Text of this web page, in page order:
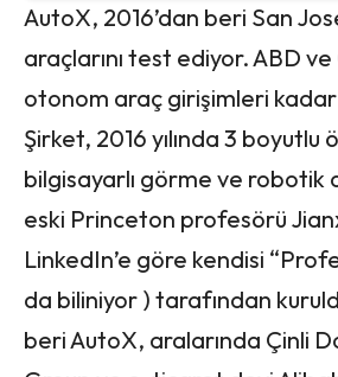
AutoX, 2016’dan beri San
araçlarını test ediyor. ABD
otonom araç girişimleri kadar
Şirket, 2016 yılında 3 boyutlu
bilgisayarlı görme ve robotik
eski Princeton profesörü
LinkedIn’e göre kendisi
da biliniyor ) tarafından
beri AutoX, aralarında Çinli